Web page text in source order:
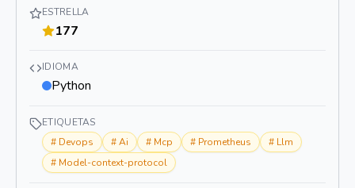
ESTRELLA
177
IDIOMA
Python
ETIQUETAS
# Devops #Ai # Mcp # Prometheus # Llm
# Model-context-protocol